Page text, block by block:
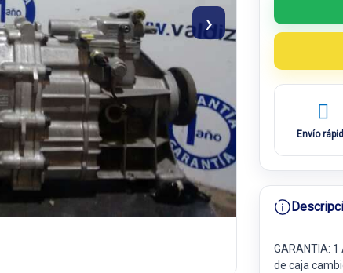
›
Envío
GARANTIA:
de caja